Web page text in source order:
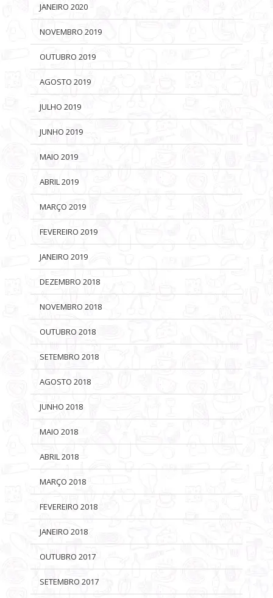
JANEIRO 2020
NOVEMBRO 2019
OUTUBRO 2019
AGOSTO 2019
JULHO 2019
JUNHO 2019
MAIO 2019
ABRIL 2019
MARÇO 2019
FEVEREIRO 2019
JANEIRO 2019
DEZEMBRO 2018
NOVEMBRO 2018
OUTUBRO 2018
SETEMBRO 2018
AGOSTO 2018
JUNHO 2018
MAIO 2018
ABRIL 2018
MARÇO 2018
FEVEREIRO 2018
JANEIRO 2018
OUTUBRO 2017
SETEMBRO 2017